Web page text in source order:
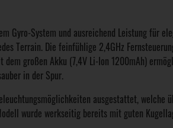
Gyro-System und ausreichend Leistung für
Terrain. Die feinfühlige 2,4GHz
großen Akku (7,4V Li-Ion 1200mAh)
in der Spur.
ausgestattet,
wurde werkseitig bereits mit guten